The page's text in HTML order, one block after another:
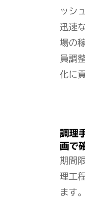
ッシ
迅速
場の
員調
化に
調理
画で
期間
理工
ます